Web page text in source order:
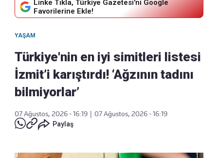
Linke Tıkla, Türkiye Gazetesi'ni Google
Favorilerine Ekle!
YAŞAM
Türkiye'nin en iyi simitleri listesi
İzmit’i karıştırdı! ‘Ağzının tadını
bilmiyorlar’
07 Ağustos, 2026 - 16:19
07 Ağustos, 2026 - 16:19
Paylaş